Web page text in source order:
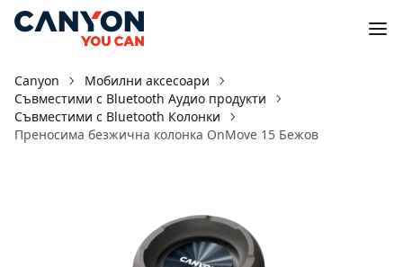
Canyon
Мобилни аксесоари
Съвместими с Bluetooth Аудио продукти
Съвместими с Bluetooth Колонки
Преносимa безжична колонка OnMove 15 Бежов